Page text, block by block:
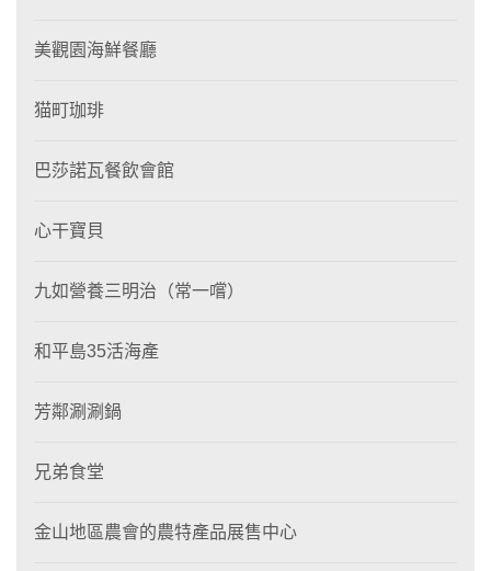
美觀園海鮮餐廳
猫町珈琲
巴莎諾瓦餐飲會館
心干寶貝
九如營養三明治（常一嚐）
和平島35活海產
芳鄰涮涮鍋
兄弟食堂
金山地區農會的農特產品展售中心